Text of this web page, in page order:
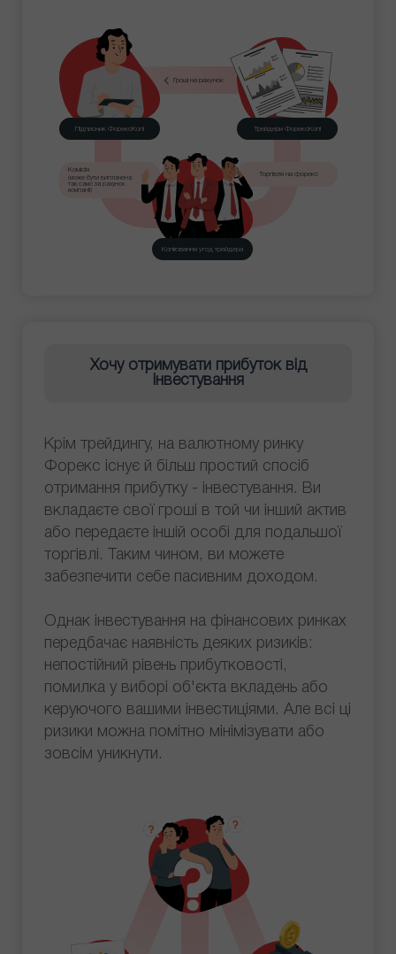
Підписник ФорексКопі
Копіювання угод трейдера
Трейдери ФорексКопі
Гроші на рахунок
Торгівля на форекс
Комісія
(може бути виплачена
так само за рахунок
компанії)
Хочу отримувати прибуток від
інвестування
Крім трейдингу, на валютному ринку
Форекс існує й більш простий спосіб
отримання прибутку - інвестування. Ви
вкладаєте свої гроші в той чи інший актив
або передаєте іншій особі для подальшої
торгівлі. Таким чином, ви можете
забезпечити себе пасивним доходом.
Однак інвестування на фінансових ринках
передбачає наявність деяких ризиків:
непостійний рівень прибутковості,
помилка у виборі об'єкта вкладень або
керуючого вашими інвестиціями. Але всі ці
ризики можна помітно мінімізувати або
зовсім уникнути.